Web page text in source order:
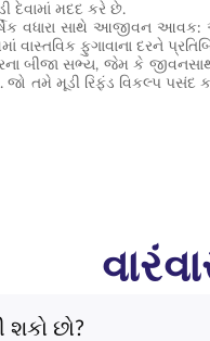
દેવામાં મદદ કરે છે.
વધારા સાથે આજીવન આવક: આ
વાસ્તવિક ફુગાવાના દરને
બીજા સભ્ય, જેમ કે
તમે મૂડી રિફંડ વિકલ્પ પસંદ
શકો છો?